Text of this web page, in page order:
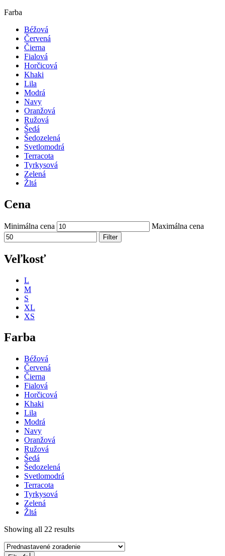
Farba
Béžová
Červená
Čierna
Fialová
Horčicová
Khaki
Lila
Modrá
Navy
Oranžová
Ružová
Šedá
Šedozelená
Svetlomodrá
Terracota
Tyrkysová
Zelená
Žltá
Cena
Minimálna cena Maximálna cena
Filter
Veľkosť
L
M
S
XL
XS
Farba
Béžová
Červená
Čierna
Fialová
Horčicová
Khaki
Lila
Modrá
Navy
Oranžová
Ružová
Šedá
Šedozelená
Svetlomodrá
Terracota
Tyrkysová
Zelená
Žltá
Showing all 22 results